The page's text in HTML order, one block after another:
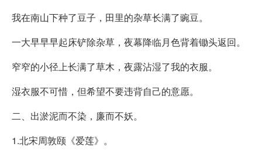
我在南山下种了豆子，田里的杂草长满了豌豆。
一大早早早起床铲除杂草，夜幕降临月色背着锄头返回。
窄窄的小径上长满了草木，夜露沾湿了我的衣服。
湿衣服不可惜，但希望不要违背自己的意愿。
二、出淤泥而不染，廉而不妖。
1.北宋周敦颐《爱莲》。